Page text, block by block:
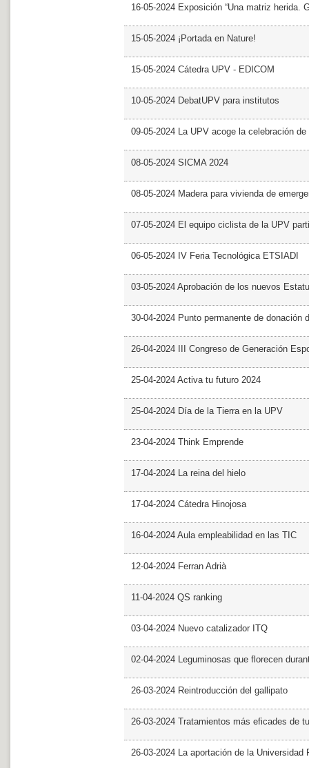
16-05-2024 Exposición “Una matriz herida.
15-05-2024 ¡Portada en Nature!
15-05-2024 Cátedra UPV - EDICOM
10-05-2024 DebatUPV para institutos
09-05-2024 La UPV acoge la celebración
08-05-2024 SICMA 2024
08-05-2024 Madera para vivienda de
07-05-2024 El equipo ciclista de la UPV
06-05-2024 IV Feria Tecnológica ETSIADI
03-05-2024 Aprobación de los nuevos
30-04-2024 Punto permanente de donación
26-04-2024 III Congreso de Generación
25-04-2024 Activa tu futuro 2024
25-04-2024 Día de la Tierra en la UPV
23-04-2024 Think Emprende
17-04-2024 La reina del hielo
17-04-2024 Cátedra Hinojosa
16-04-2024 Aula empleabilidad en las TIC
12-04-2024 Ferran Adrià
11-04-2024 QS ranking
03-04-2024 Nuevo catalizador ITQ
02-04-2024 Leguminosas que florecen
26-03-2024 Reintroducción del gallipato
26-03-2024 Tratamientos más eficades de
26-03-2024 La aportación de la Universidad